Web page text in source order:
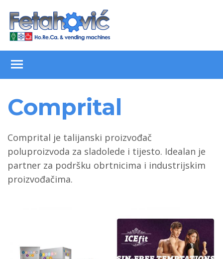
content
Comprital
Comprital je talijanski proizvođač
poluproizvoda za sladolede i tijesto. Idealan je
partner za podršku obrtnicima i industrijskim
proizvođačima.